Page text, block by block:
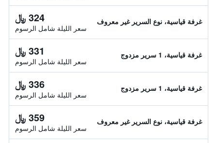
غرفة قياسية، نوع السرير غير معروف 324 ﷼
سعر الليلة شامل الرسوم
غرفة قياسية، 1 سرير مزدوج 331 ﷼
سعر الليلة شامل الرسوم
غرفة قياسية، 1 سرير مزدوج 336 ﷼
سعر الليلة شامل الرسوم
غرفة قياسية، نوع السرير غير معروف 359 ﷼
سعر الليلة شامل الرسوم